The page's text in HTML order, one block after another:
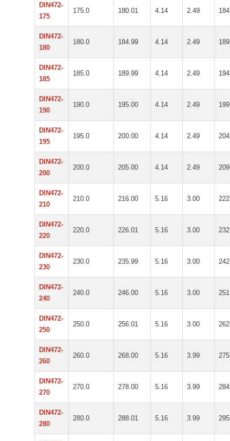
DIN472-
175
175.0 180.01 4.14 2.49
DIN472-
180
180.0 184.99 4.14 2.49
DIN472-
185
185.0 189.99 4.14 2.49
DIN472-
190
190.0 195.00 4.14 2.49
DIN472-
195
195.0 200.00 4.14 2.49
DIN472-
200
200.0 205.00 4.14 2.49
DIN472-
210
210.0 216.00 5.16 3.00
DIN472-
220
220.0 226.01 5.16 3.00
DIN472-
230
230.0 235.99 5.16 3.00
DIN472-
240
240.0 246.00 5.16 3.00
DIN472-
250
250.0 256.01 5.16 3.00
DIN472-
260
260.0 268.00 5.16 3.99
DIN472-
270
270.0 278.00 5.16 3.99
DIN472-
280
280.0 288.01 5.16 3.99